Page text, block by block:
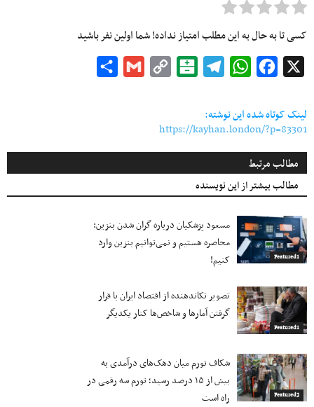
کسی تا به حال به این مطلب امتیاز نداده! شما اولین نفر باشید
Facebook
WhatsApp
Telegram
Balatarin
Copy
Gmail
لینک کوتاه شده این نوشته:
https://kayhan.london/?p=83301
مطالب مرتبط
مطالب بیشتر از این نویسنده
Featured1
مسعود پزشکیان درباره گران شدن بنزین:
محاصره هستیم و نمی‌توانیم بنزین وارد
کنیم!
Featured1
تصویر تکاندهنده از اقتصاد ایران با قرار
گرفتن آمارها و شاخص‌ها کنار یکدیگر
Featured2
شکاف تورم میان دهک‌های درآمدی به
بیش از ۱۵ درصد رسید؛ تورم سه رقمی در
راه است